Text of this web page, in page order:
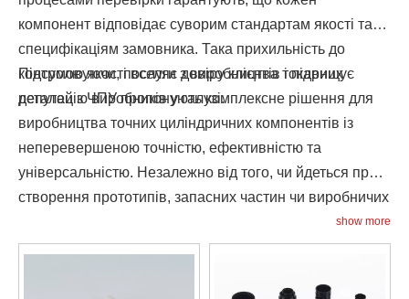
компонент відповідає суворим стандартам якості та
специфікаціям замовника. Така прихильність до
контролю якості вселяє довіру клієнтів і підвищує
репутацію виробників у галузі.
Підсумовуючи, послуги з виробництва токарних
деталей з ЧПУ пропонують комплексне рішення для
виробництва точних циліндричних компонентів із
неперевершеною точністю, ефективністю та
універсальністю. Незалежно від того, чи йдеться про
створення прототипів, запасних частин чи виробничих
компонентів, токарні послуги з ЧПУ забезпечують
виняткові результати, які сприяють інноваціям і успіху
show more